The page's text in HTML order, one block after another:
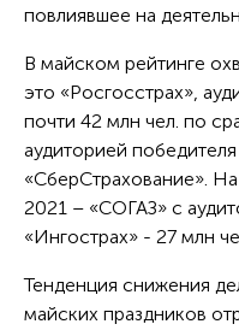
повлиявшее на
В майском рейтинге
это «Росгосстрах»,
почти 42 млн чел. по
аудиторией
«СберСтрахование».
2021 – «СОГАЗ» с
«Ингострах» - 27 млн
Тенденция снижения
майских праздников